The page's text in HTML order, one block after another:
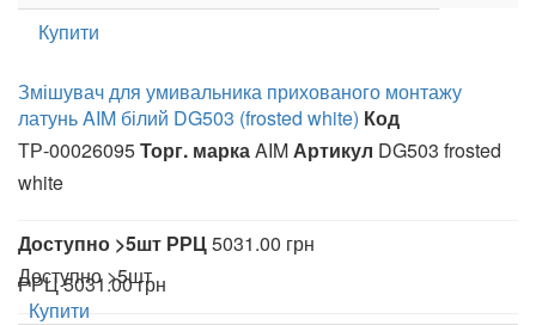
Купити
Змішувач для умивальника прихованого монтажу
латунь AIM білий DG503 (frosted white) Код
ТР-00026095Торг. маркаAIMАртикул DG503 frosted
white
Доступно >5шт РРЦ5031.00 грн
Доступно>5шт
РРЦ5031.00 грн
Купити